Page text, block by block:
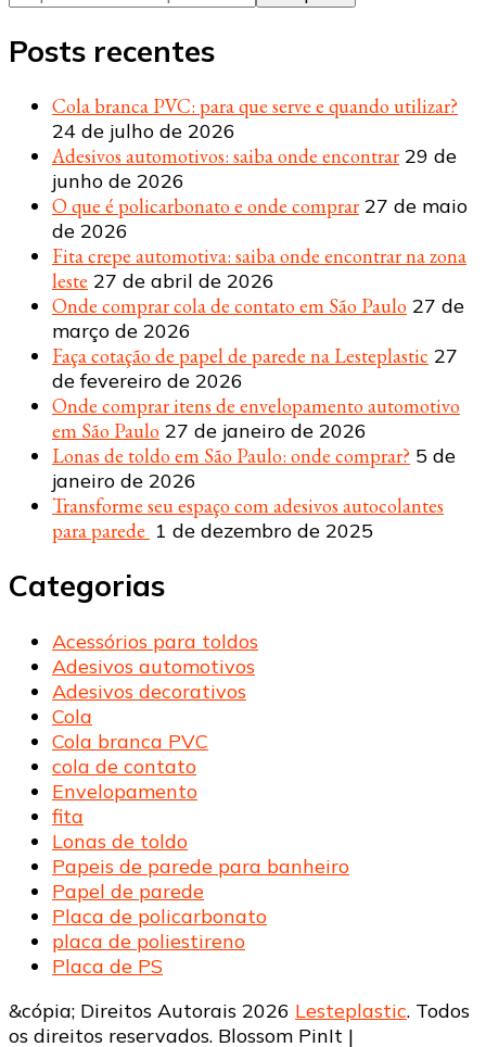
Posts recentes
Cola branca PVC: para que serve e quando utilizar?
24 de julho de 2026
Adesivos automotivos: saiba onde encontrar 29 de
junho de 2026
O que é policarbonato e onde comprar 27 de maio
de 2026
Fita crepe automotiva: saiba onde encontrar na zona
leste 27 de abril de 2026
Onde comprar cola de contato em São Paulo 27 de
março de 2026
Faça cotação de papel de parede na Lesteplastic 27
de fevereiro de 2026
Onde comprar itens de envelopamento automotivo
em São Paulo 27 de janeiro de 2026
Lonas de toldo em São Paulo: onde comprar? 5 de
janeiro de 2026
Transforme seu espaço com adesivos autocolantes
para parede 1 de dezembro de 2025
Categorias
Acessórios para toldos
Adesivos automotivos
Adesivos decorativos
Cola
Cola branca PVC
cola de contato
Envelopamento
fita
Lonas de toldo
Papeis de parede para banheiro
Papel de parede
Placa de policarbonato
placa de poliestireno
Placa de PS
&cópia; Direitos Autorais 2026 Lesteplastic. Todos
os direitos reservados. Blossom PinIt |